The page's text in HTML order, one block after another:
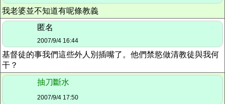
我老婆並不知道有呢條教義
匿名
2007/9/4 16:44
基督徒的事我們這些外人別插嘴了。他們禁慾做清教徒與我何
干？
抽刀斷水
2007/9/4 17:50